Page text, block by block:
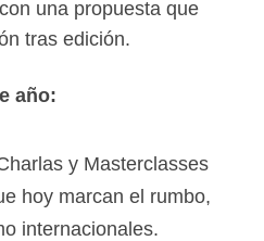
una propuesta que
tras edición.
año:
y Masterclasses
hoy marcan el rumbo,
internacionales.